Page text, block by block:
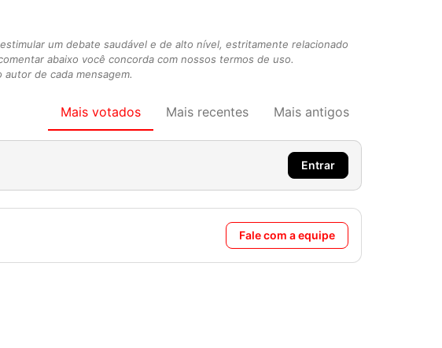
um debate saudável e de alto nível, estritamente relacionado
abaixo você concorda com nossos termos de uso.
de cada mensagem.
Mais votados Mais recentes Mais antigos
Entrar
Fale com a equipe